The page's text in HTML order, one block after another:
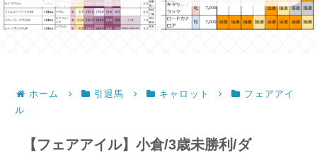
と第2次募集を考える
(09/11)
ホーム 引退馬 キャロット
フェアアイ
ル
【フェアアイル】小倉/3歳未勝利/ダ